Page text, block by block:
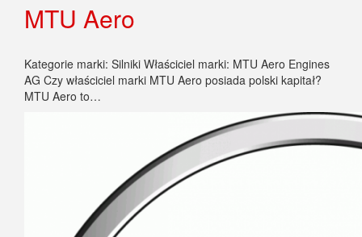
MTU Aero
Kategorie marki: Silniki Właściciel marki: MTU Aero Engines
AG Czy właściciel marki MTU Aero posiada polski kapitał?
MTU Aero to…